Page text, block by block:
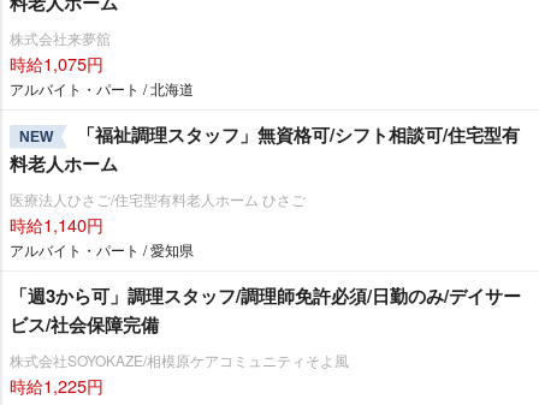
株式会社来夢舘
時給1,075円
アルバイト・パート / 北海道
NEW
「福祉調理スタッフ」無資格可/シフト相談可/住宅型有
料老人ホーム
医療法人ひさご/住宅型有料老人ホーム ひさご
時給1,140円
アルバイト・パート / 愛知県
「週3から可」調理スタッフ/調理師免許必須/日勤のみ/デイサー
ビス/社会保障完備
株式会社SOYOKAZE/相模原ケアコミュニティそよ風
時給1,225円